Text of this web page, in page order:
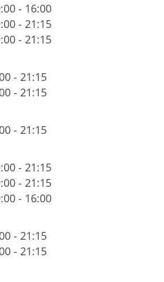
- 16:00
- 21:15
- 21:15
- 21:15
- 21:15
- 21:15
- 21:15
- 21:15
- 16:00
- 21:15
- 21:15